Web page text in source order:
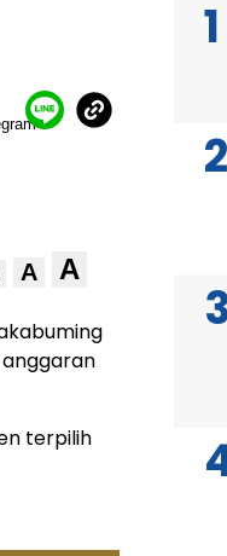
A A
terpilih